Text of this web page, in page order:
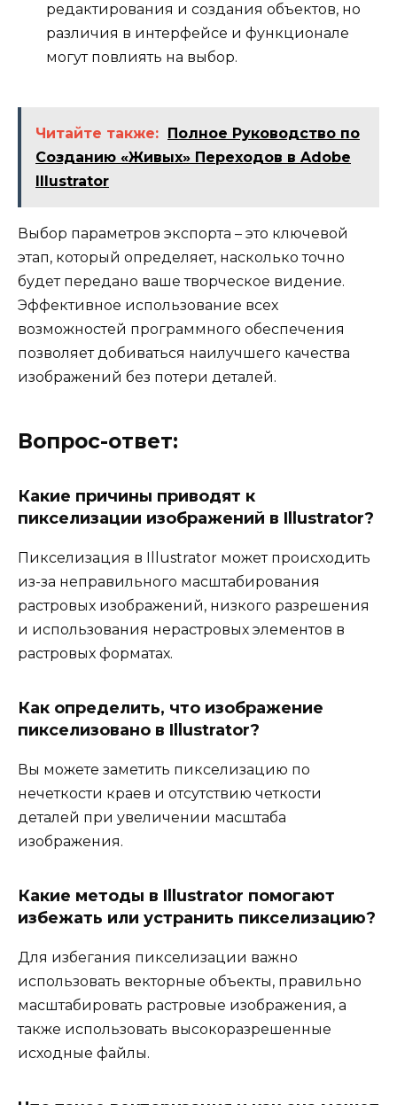
редактирования и создания объектов, но
различия в интерфейсе и функционале
могут повлиять на выбор.
Читайте также:
Полное Руководство по
Созданию «Живых» Переходов в Adobe
Illustrator
Выбор параметров экспорта – это ключевой
этап, который определяет, насколько точно
будет передано ваше творческое видение.
Эффективное использование всех
возможностей программного обеспечения
позволяет добиваться наилучшего качества
изображений без потери деталей.
Вопрос-ответ:
Какие причины приводят к
пикселизации изображений в Illustrator?
Пикселизация в Illustrator может происходить
из-за неправильного масштабирования
растровых изображений, низкого разрешения
и использования нерастровых элементов в
растровых форматах.
Как определить, что изображение
пикселизовано в Illustrator?
Вы можете заметить пикселизацию по
нечеткости краев и отсутствию четкости
деталей при увеличении масштаба
изображения.
Какие методы в Illustrator помогают
избежать или устранить пикселизацию?
Для избегания пикселизации важно
использовать векторные объекты, правильно
масштабировать растровые изображения, а
также использовать высокоразрешенные
исходные файлы.